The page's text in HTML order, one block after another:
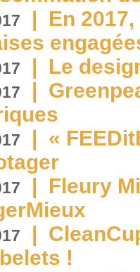
| En
| Le
|
| «
| Fleury
|
!